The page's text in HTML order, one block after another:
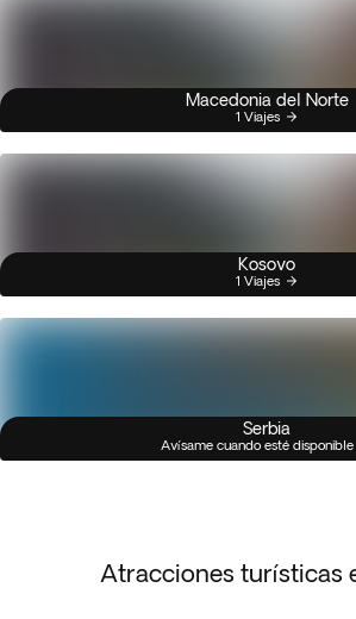
Macedonia del Norte
1 Viajes
Kosovo
1 Viajes
Serbia
Avísame cuando esté disponible
Atracciones turísticas